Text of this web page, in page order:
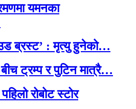
यमनका
ब्रस्ट’ : मृत्यु हुनेको…
ट्रम्प र पुटिन मात्रै…
रोबोट स्टोर